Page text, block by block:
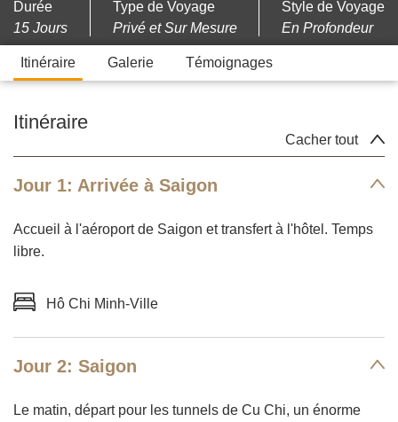
Durée
15 Jours
Type de Voyage
Privé et Sur Mesure
Style de Voyage
En Profondeur
Itinéraire Galerie Témoignages
Cacher tout
Itinéraire
Jour 1: Arrivée à Saigon
Accueil à l'aéroport de Saigon et transfert à l'hôtel. Temps
libre.
Hô Chi Minh-Ville
Jour 2: Saigon
Le matin, départ pour les tunnels de Cu Chi, un énorme